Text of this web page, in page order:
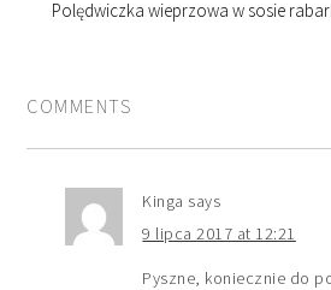
Polędwiczka wieprzowa w sosie
COMMENTS
Kinga says
9 lipca 2017 at 12:21
Pyszne, koniecznie do